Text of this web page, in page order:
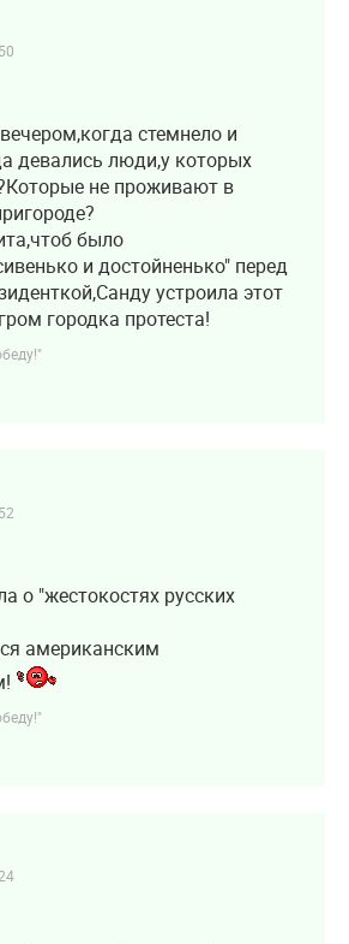
стемнело и
девались люди,у которых
не проживают в
было
и достойненько" перед
устроила этот
городка протеста!
о "жестокостях русских
американским